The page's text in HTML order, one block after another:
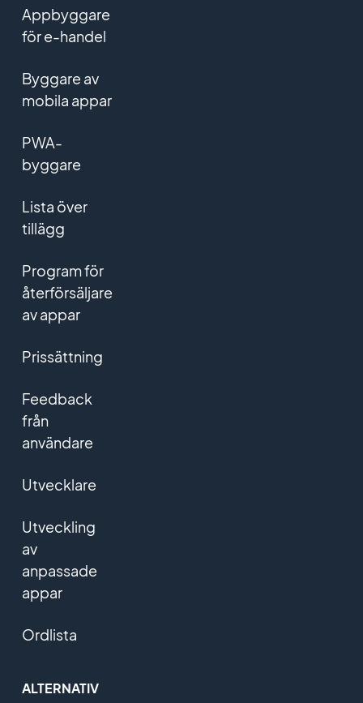
Appbyggare
för e-handel
Byggare av
mobila appar
PWA-
byggare
Lista över
tillägg
Program för
återförsäljare
av appar
Prissättning
Feedback
från
användare
Utvecklare
Utveckling
av
anpassade
appar
Ordlista
ALTERNATIV